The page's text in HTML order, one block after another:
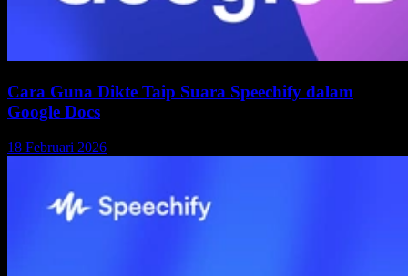
Cara Guna Dikte Taip Suara Speechify dalam
Google Docs
18 Februari 2026